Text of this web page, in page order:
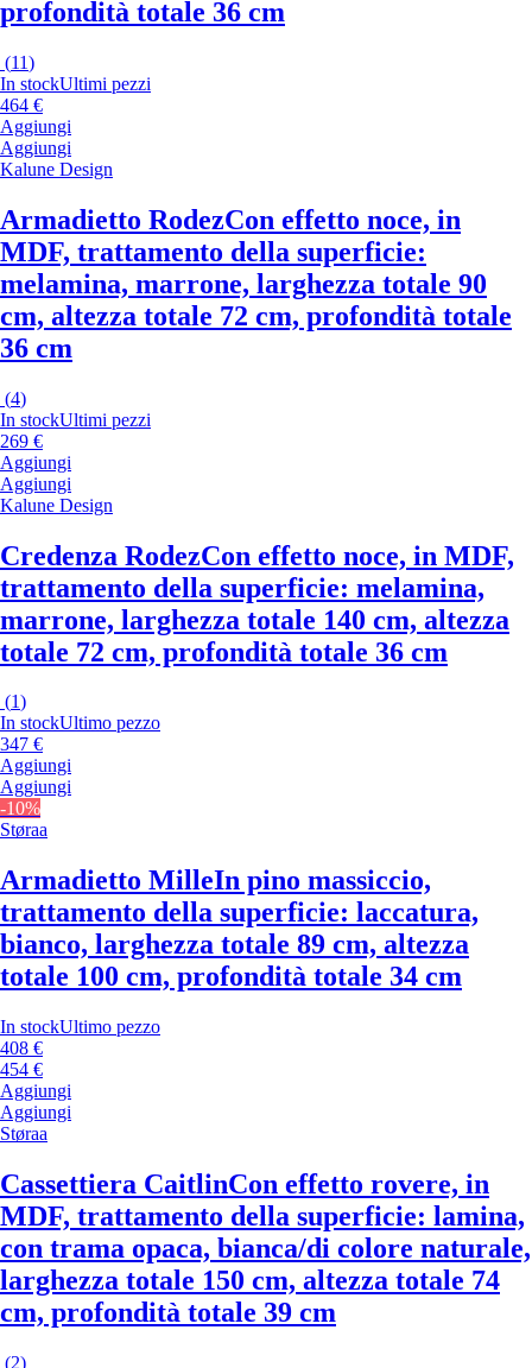
profondità totale 36 cm
(11)
In stockUltimi pezzi
464 €
Aggiungi
Aggiungi
Kalune Design
Armadietto RodezCon effetto noce, in
MDF, trattamento della superficie:
melamina, marrone, larghezza totale 90
cm, altezza totale 72 cm, profondità totale
36 cm
(4)
In stockUltimi pezzi
269 €
Aggiungi
Aggiungi
Kalune Design
Credenza RodezCon effetto noce, in MDF,
trattamento della superficie: melamina,
marrone, larghezza totale 140 cm, altezza
totale 72 cm, profondità totale 36 cm
(1)
In stockUltimo pezzo
347 €
Aggiungi
Aggiungi
-10%
Støraa
Armadietto MilleIn pino massiccio,
trattamento della superficie: laccatura,
bianco, larghezza totale 89 cm, altezza
totale 100 cm, profondità totale 34 cm
In stockUltimo pezzo
408 €
454 €
Aggiungi
Aggiungi
Støraa
Cassettiera CaitlinCon effetto rovere, in
MDF, trattamento della superficie: lamina,
con trama opaca, bianca/di colore naturale,
larghezza totale 150 cm, altezza totale 74
cm, profondità totale 39 cm
(2)